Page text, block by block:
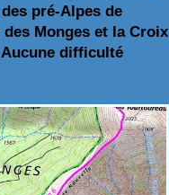
pré-Alpes de
Monges et la Croix
difficulté